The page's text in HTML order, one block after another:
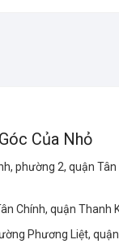
Của Nhỏ
phường 2, quận
Chính, quận Thanh
Phương Liệt,